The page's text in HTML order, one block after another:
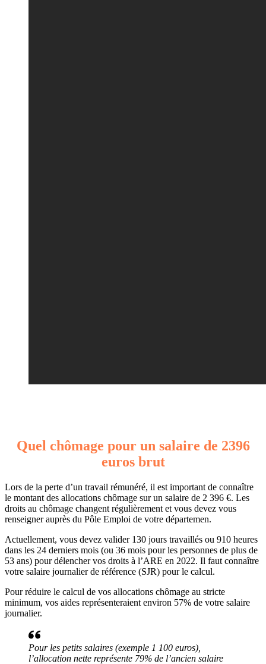
Quel chômage pour un salaire de 2396
euros brut
Lors de la perte d’un travail rémunéré, il est important de connaître
le montant des allocations chômage sur un salaire de 2 396 €. Les
droits au chômage changent régulièrement et vous devez vous
renseigner auprès du Pôle Emploi de votre départemen.
Actuellement, vous devez valider 130 jours travaillés ou 910 heures
dans les 24 derniers mois (ou 36 mois pour les personnes de plus de
53 ans) pour délencher vos droits à l’ARE en 2022. Il faut connaître
votre salaire journalier de référence (SJR) pour le calcul.
Pour réduire le calcul de vos allocations chômage au stricte
minimum, vos aides représenteraient environ 57% de votre salaire
journalier.
Pour les petits salaires (exemple 1 100 euros),
l’allocation nette représente 79% de l’ancien salaire